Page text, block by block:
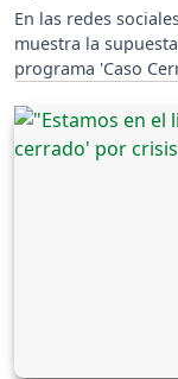
En las redes
muestra la
programa 'Caso